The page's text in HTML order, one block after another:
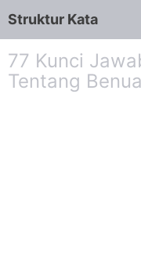
Struktur Kata
77 Kunci
Tentang